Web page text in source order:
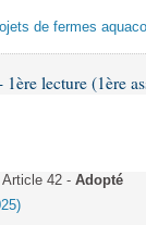
de fermes
lecture (1ère
42 - Adopté